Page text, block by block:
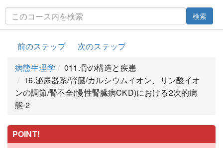
検索
前のステップ
次のステップ
病態生理学
011.骨の構造と疾患
16.泌尿器系/腎臓/カルシウムイオン、リン酸イオ
ンの調節/腎不全(慢性腎臓病CKD)における2次的病
態-2
POINT!